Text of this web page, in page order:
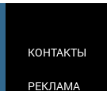
В
КОНТАКТЫ
РЕКЛАМА